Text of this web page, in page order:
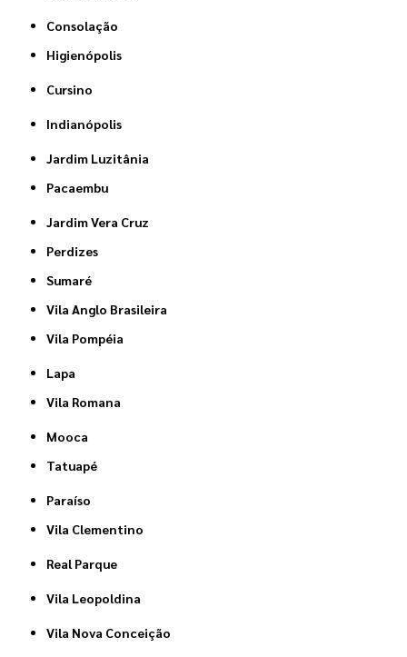
Consolação
Higienópolis
Cursino
Indianópolis
Jardim Luzitânia
Pacaembu
Jardim Vera Cruz
Perdizes
Sumaré
Vila Anglo Brasileira
Vila Pompéia
Lapa
Vila Romana
Mooca
Tatuapé
Paraíso
Vila Clementino
Real Parque
Vila Leopoldina
Vila Nova Conceição